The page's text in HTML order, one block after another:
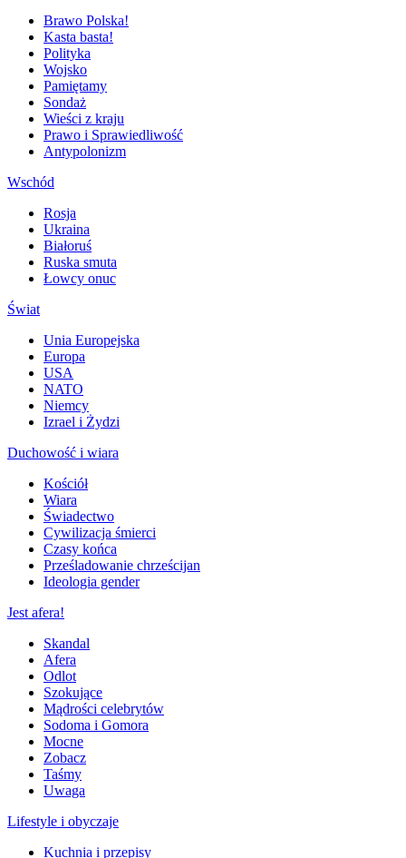
Brawo Polska!
Kasta basta!
Polityka
Wojsko
Pamiętamy
Sondaż
Wieści z kraju
Prawo i Sprawiedliwość
Antypolonizm
Wschód
Rosja
Ukraina
Białoruś
Ruska smuta
Łowcy onuc
Świat
Unia Europejska
Europa
USA
NATO
Niemcy
Izrael i Żydzi
Duchowość i wiara
Kościół
Wiara
Świadectwo
Cywilizacja śmierci
Czasy końca
Prześladowanie chrześcijan
Ideologia gender
Jest afera!
Skandal
Afera
Odlot
Szokujące
Mądrości celebrytów
Sodoma i Gomora
Mocne
Zobacz
Taśmy
Uwaga
Lifestyle i obyczaje
Kuchnia i przepisy